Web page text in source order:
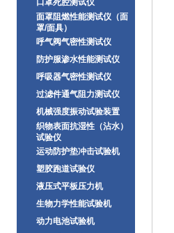
口罩死腔测试仪
面罩阻燃性能测试仪（面
罩/面具）
呼气阀气密性测试仪
防护服渗水性能测试仪
呼吸器气密性测试仪
过滤件通气阻力测试仪
机械强度振动试验装置
织物表面抗湿性（沾水）
试验仪
运动防护垫冲击试验机
塑胶跑道试验仪
液压式平板压力机
生物力学性能试验机
动力电池试验机